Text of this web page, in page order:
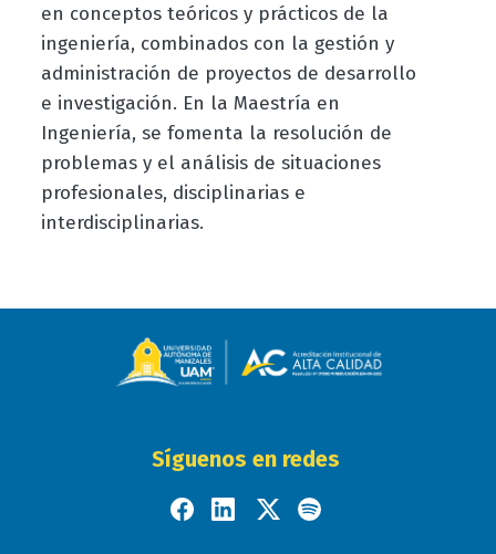
en conceptos teóricos y prácticos de la
ingeniería, combinados con la gestión y
administración de proyectos de desarrollo
e investigación. En la Maestría en
Ingeniería, se fomenta la resolución de
problemas y el análisis de situaciones
profesionales, disciplinarias e
interdisciplinarias.
Síguenos en redes